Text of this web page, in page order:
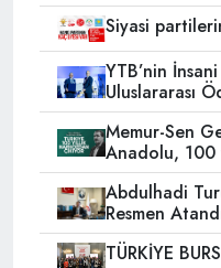
Siyasi
YTB’nin
Uluslararası
Memur-Sen
Anadolu, 100
Abdulhadi
Resmen
TÜRKİYE